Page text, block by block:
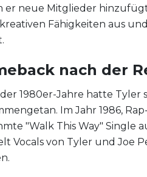
er neue Mitglieder
Fähigkeiten aus
nach der
1980er-Jahre hatte Tyler
Im Jahr 1986,
"Walk This Way" Single
Vocals von Tyler und Joe